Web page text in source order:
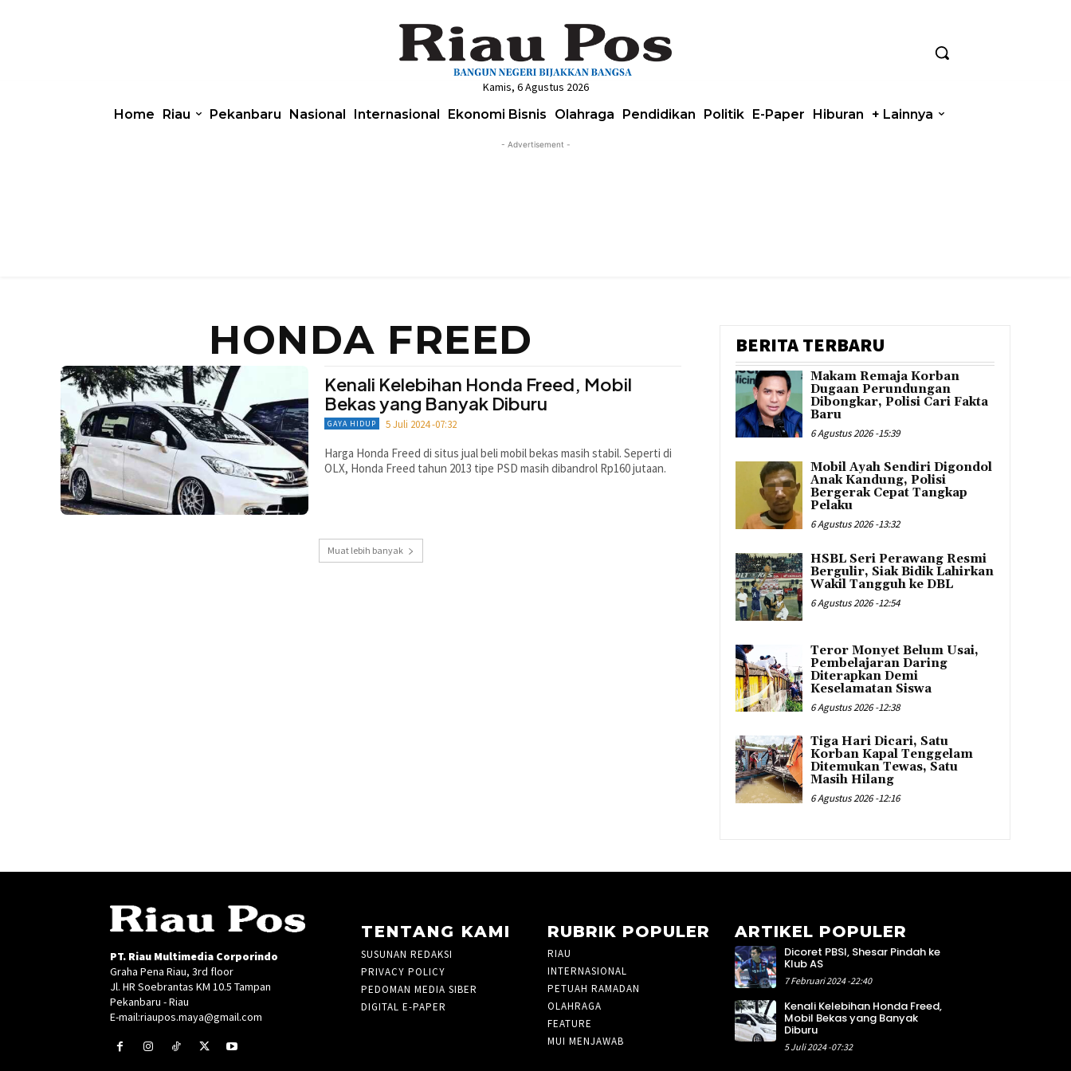
Kamis, 6 Agustus 2026
Home Riau Pekanbaru Nasional Internasional Ekonomi Bisnis Olahraga Pendidikan Politik E-Paper Hiburan + Lainnya
- Advertisement -
HONDA FREED
Kenali Kelebihan Honda Freed, Mobil
Bekas yang Banyak Diburu
GAYA HIDUP 5 Juli 2024 -07:32
Harga Honda Freed di situs jual beli mobil bekas masih stabil. Seperti di
OLX, Honda Freed tahun 2013 tipe PSD masih dibandrol Rp160 jutaan.
Muat lebih banyak
BERITA TERBARU
Makam Remaja Korban
Dugaan Perundungan
Dibongkar, Polisi Cari Fakta
Baru
6 Agustus 2026 -15:39
Mobil Ayah Sendiri Digondol
Anak Kandung, Polisi
Bergerak Cepat Tangkap
Pelaku
6 Agustus 2026 -13:32
HSBL Seri Perawang Resmi
Bergulir, Siak Bidik Lahirkan
Wakil Tangguh ke DBL
6 Agustus 2026 -12:54
Teror Monyet Belum Usai,
Pembelajaran Daring
Diterapkan Demi
Keselamatan Siswa
6 Agustus 2026 -12:38
Tiga Hari Dicari, Satu
Korban Kapal Tenggelam
Ditemukan Tewas, Satu
Masih Hilang
6 Agustus 2026 -12:16
PT. Riau Multimedia Corporindo
Graha Pena Riau, 3rd floor
Jl. HR Soebrantas KM 10.5 Tampan
Pekanbaru - Riau
E-mail:riaupos.maya@gmail.com
TENTANG KAMI
SUSUNAN REDAKSI
PRIVACY POLICY
PEDOMAN MEDIA SIBER
DIGITAL E-PAPER
RUBRIK POPULER
RIAU
INTERNASIONAL
PETUAH RAMADAN
OLAHRAGA
FEATURE
MUI MENJAWAB
ARTIKEL POPULER
Dicoret PBSI, Shesar Pindah ke
Klub AS
7 Februari 2024 -22:40
Kenali Kelebihan Honda Freed,
Mobil Bekas yang Banyak
Diburu
5 Juli 2024 -07:32